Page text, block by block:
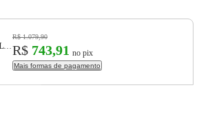
Frigobar Philco 68L Branco 5 Níveis de ajustes PFGE01
R$ 1.079,90
R$ 743,91 no pix
Mais formas de pagamento